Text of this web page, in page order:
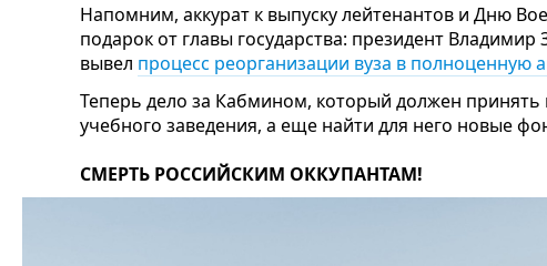
Напомним, аккурат к выпуску лейтенантов и Дню
подарок от главы государства: президент Владимир
вывел процесс реорганизации вуза в полноценную
Теперь дело за Кабмином, который должен принять
учебного заведения, а еще найти для него новые
СМЕРТЬ РОССИЙСКИМ ОККУПАНТАМ!